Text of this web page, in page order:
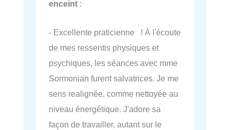
enceint :
- Excellente praticienne ! À l'écoute
de mes ressentis physiques et
psychiques, les séances avec mme
Sormonian furent salvatrices. Je me
sens realignée, comme nettoyée au
niveau énergétique. J'adore sa
façon de travailler, autant sur le